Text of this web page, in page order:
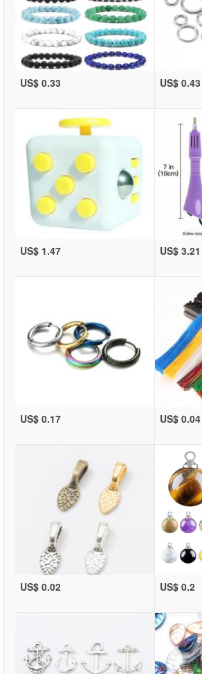
US$ 0.33 US$ 0.43
US$ 1.47 US$ 3.21
US$ 0.17 US$ 0.04
US$ 0.02 US$ 0.2